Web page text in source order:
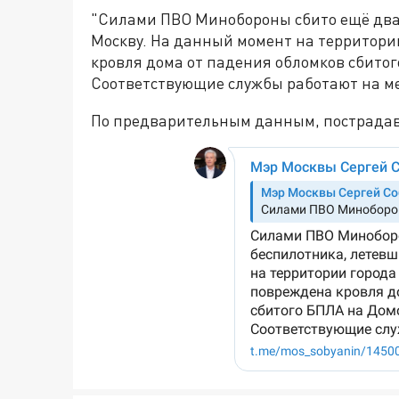
"Силами ПВО Минобороны сбито ещё
Москву. На данный момент на
кровля дома от падения обломков
Соответствующие службы работают на
По предварительным данным,